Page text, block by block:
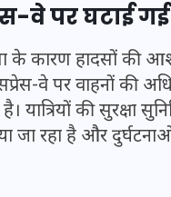
पर घटाई गई
के कारण हादसों की
वे पर वाहनों की
यात्रियों की सुरक्षा
रहा है और